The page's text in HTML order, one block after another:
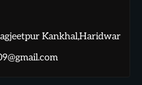
Kankhal,Haridwar